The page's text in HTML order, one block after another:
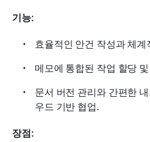
기능:
효율적인 안건 작성과 체
메모에 통합된 작업 할당
문서 버전 관리와 간편한
우드 기반 협업.
장점: